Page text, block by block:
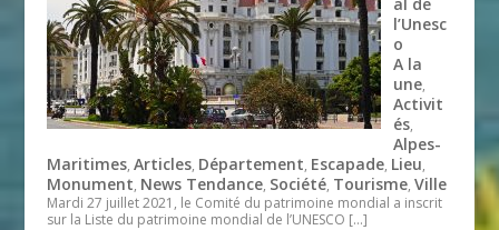
l’Unesc
o
A la
une,
Activit
és,
Alpes-
Maritimes,Articles, Département, Escapade, Lieu,
Monument, News Tendance, Société, Tourisme,Ville
Mardi 27 juillet 2021, le Comité du patrimoine mondial a inscrit
sur la Liste du patrimoine mondial de l’UNESCO […]